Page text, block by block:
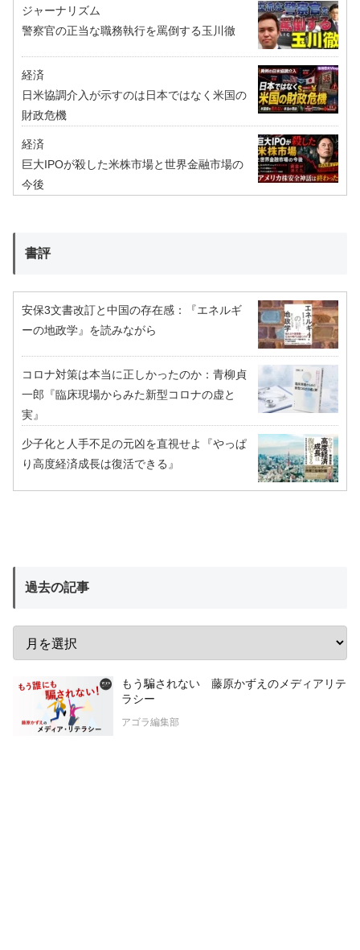
ジャーナリズム
警察官の正当な職務執行を罵倒する玉川徹
経済
日米協調介入が示すのは日本ではなく米国の
財政危機
経済
巨大IPOが殺した米株市場と世界金融市場の
今後
書評
安保3文書改訂と中国の存在感：『エネルギ
ーの地政学』を読みながら
コロナ対策は本当に正しかったのか：青柳貞
一郎『臨床現場からみた新型コロナの虚と
実』
少子化と人手不足の元凶を直視せよ『やっぱ
り高度経済成長は復活できる』
過去の記事
もう騙されない 藤原かずえのメディアリテ
ラシー
アゴラ編集部